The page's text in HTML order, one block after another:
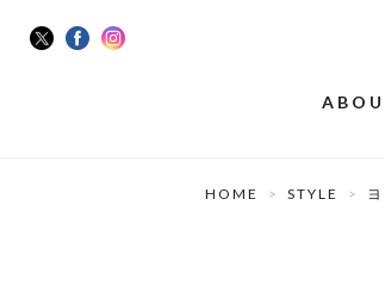
HOME STYLE